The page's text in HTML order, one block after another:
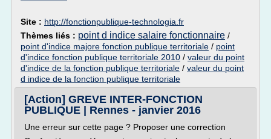
Site : http://fonctionpublique-technologia.fr
Thèmes liés : point d indice salaire fonctionnaire /
point d'indice majore fonction publique territoriale / point
d'indice fonction publique territoriale 2010 / valeur du point
d'indice de la fonction publique territoriale / valeur du point
d indice de la fonction publique territoriale
[Action] GREVE INTER-FONCTION
PUBLIQUE | Rennes - janvier 2016
Une erreur sur cette page ? Proposer une correction